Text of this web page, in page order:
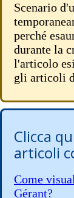
Scenario
perché
durante la
l'articolo
gli articoli
Clicca
articoli
Come
Gérant?